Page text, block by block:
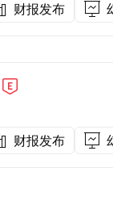
财报发布
财报发布